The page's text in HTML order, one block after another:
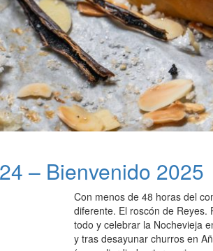
– Bienvenido 2025
Con menos de 48 horas del
diferente. El roscón de
todo y celebrar la Nochevieja
y tras desayunar churros en